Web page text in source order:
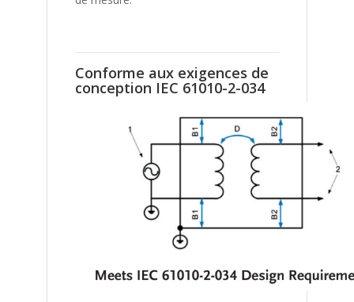
Conforme aux exigences de
conception IEC 61010-2-034